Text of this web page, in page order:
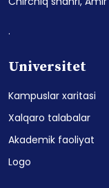
.
Universitet
Kampuslar xaritasi
Xalqaro talabalar
Akademik faoliyat
Logo